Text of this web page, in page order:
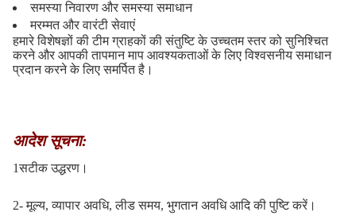
समस्या निवारण और समस्या समाधान
मरम्मत और वारंटी सेवाएं
हमारे विशेषज्ञों की टीम ग्राहकों की संतुष्टि के उच्चतम स्तर को सुनिश्चित
करने और आपकी तापमान माप आवश्यकताओं के लिए विश्वसनीय समाधान
प्रदान करने के लिए समर्पित है।
आदेश सूचना:
1सटीक उद्धरण।
2- मूल्य, व्यापार अवधि, लीड समय, भुगतान अवधि आदि की पुष्टि करें।